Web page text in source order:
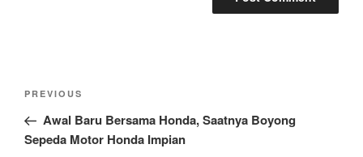
Post
Previous
Post
PREVIOUS
Awal Baru Bersama Honda, Saatnya Boyong
Sepeda Motor Honda Impian